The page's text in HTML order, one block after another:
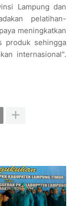
Lampung dan
pelatihan-
meningkatkan
produk sehingga
internasional".